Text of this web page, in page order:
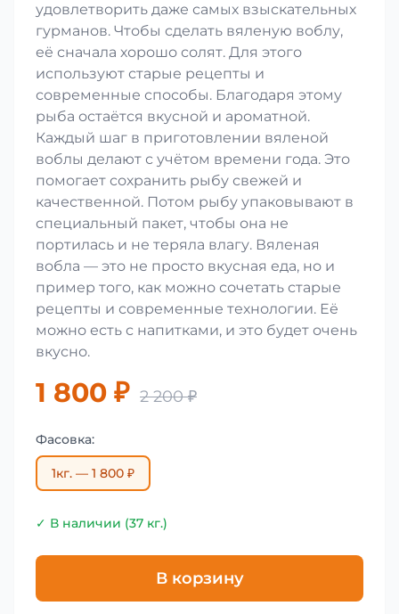
удовлетворить даже самых взыскательных
гурманов. Чтобы сделать вяленую воблу,
её сначала хорошо солят. Для этого
используют старые рецепты и
современные способы. Благодаря этому
рыба остаётся вкусной и ароматной.
Каждый шаг в приготовлении вяленой
воблы делают с учётом времени года. Это
помогает сохранить рыбу свежей и
качественной. Потом рыбу упаковывают в
специальный пакет, чтобы она не
портилась и не теряла влагу. Вяленая
вобла — это не просто вкусная еда, но и
пример того, как можно сочетать старые
рецепты и современные технологии. Её
можно есть с напитками, и это будет очень
вкусно.
1 800 ₽ 2 200 ₽
Фасовка:
1кг. — 1 800 ₽
✓ В наличии (37 кг.)
В корзину